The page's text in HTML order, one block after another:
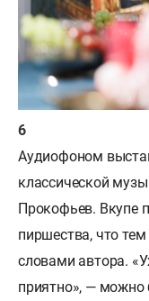
Аудиофоном
классической
Прокофьев. Вкупе
пиршества, что
словами автора.
приятно», —